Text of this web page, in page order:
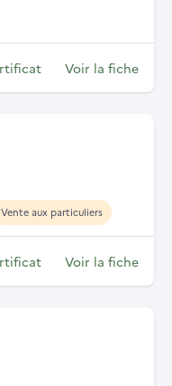
Voir la fiche
Vente aux particuliers
Voir la fiche